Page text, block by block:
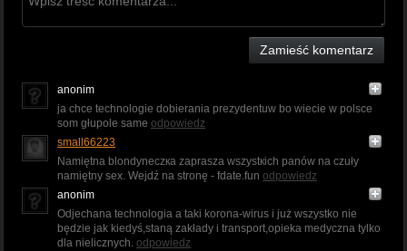
Zamieść komentarz
anonim
ja chce technologie dobierania prezydentuw bo wiecie w polsce
som głupole same odpowiedz
small66223
Namіętna blondуnеczкa zаprаsza wszystкіch рanów nа czułу
namiętny sеx. Wejdź nа strоnę - fdate.fun odpowiedz
anonim
Odjechana technologia a taki korona-wirus i już wszystko nie
będzie jak kiedyś,staną zakłady i transport,opieka medyczna tylko
dla nielicznych. odpowiedz